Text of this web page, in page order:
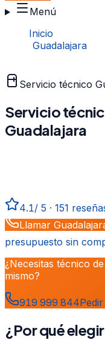
Menú
Inicio
Guadalajara
Servicio técnico
Servicio
Guadalajara
4.1/ 5 · 151
Llamar
presupuesto sin
¿Necesitas técnico
mismo?
919 999 844
¿Por qué